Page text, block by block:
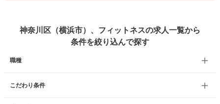
神奈川区（横浜市）、フィットネスの求人一覧から
条件を絞り込んで探す
職種
こだわり条件